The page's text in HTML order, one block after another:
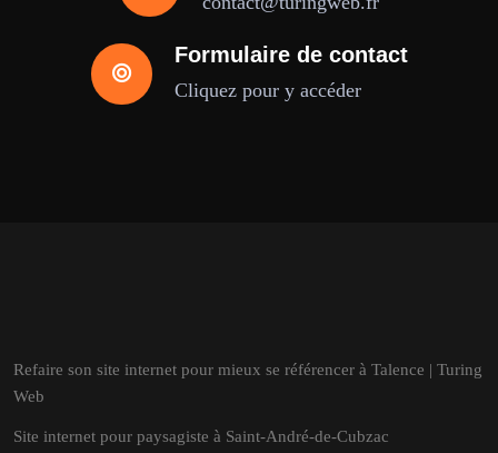
Formulaire de contact
Cliquez pour y accéder
Refaire son site internet pour mieux se référencer à Talence | Turing
Web
Site internet pour paysagiste à Saint-André-de-Cubzac